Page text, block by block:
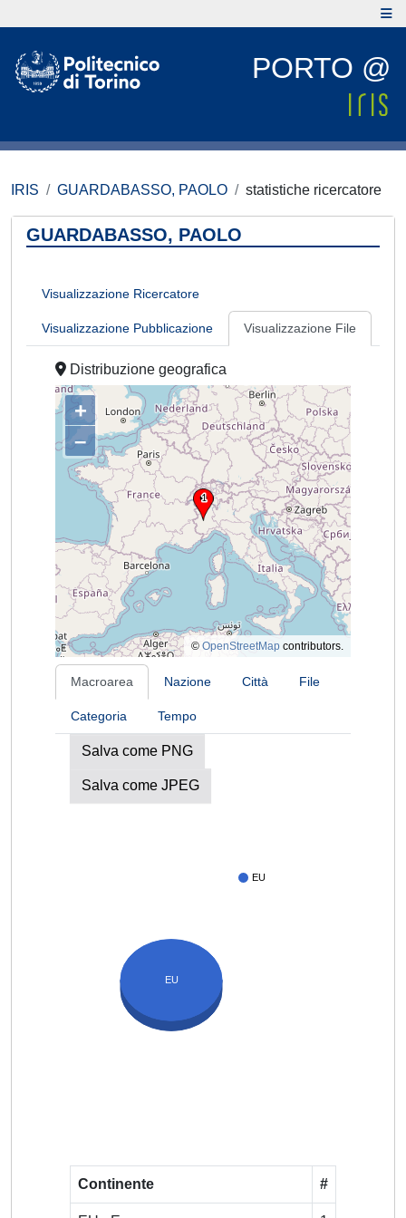
PORTO @
IRIS GUARDABASSO, PAOLO statistiche ricercatore
GUARDABASSO, PAOLO
Visualizzazione Ricercatore
Visualizzazione Pubblicazione Visualizzazione File
Distribuzione geografica
+
–
© OpenStreetMap contributors.
Macroarea Nazione Città File
Categoria Tempo
Salva come PNG
Salva come JPEG
EU
EU
Continente #